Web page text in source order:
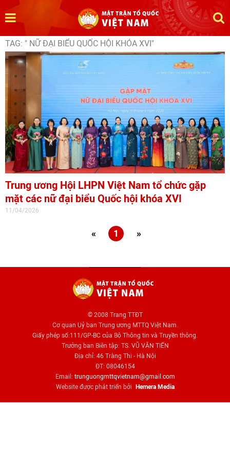
TAG: " NỮ ĐẠI BIỂU QUỐC HỘI KHÓA XVI"
Trung ương Hội LHPN Việt Nam tổ chức gặp
mặt các nữ đại biểu Quốc hội khóa XVI
11/04/2026
« 1 »
© 2008 Trang TTĐT
Cơ quan Uỷ ban Trung ương MTTQ Việt Nam.
Giấy phép số:111/GP-BC của Bộ Thông tin và Truyền thông.
Trưởng ban Biên tập: TS. VŨ VĂN TIẾN
Địa chỉ: 46 Tràng Thi - Hà Nội
ĐT: 08046154
Email: trunguongmttqvietnam@gmail.com
Website được phát triển bởi
Hemera Media